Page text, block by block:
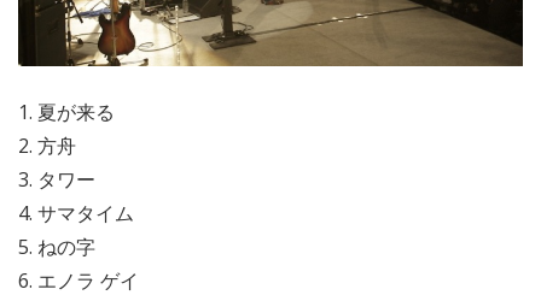
1. 夏が来る
2. 方舟
3. タワー
4. サマタイム
5. ねの字
6. エノラ ゲイ